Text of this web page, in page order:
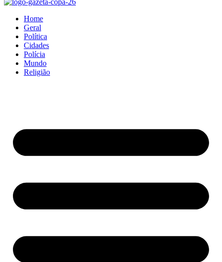
Home
Geral
Política
Cidades
Polícia
Mundo
Religião